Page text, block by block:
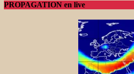
PROPAGATION en live